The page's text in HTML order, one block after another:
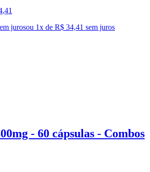
,41
jurosou 1x de R$ 34,41 sem juros
- 60 cápsulas - Combos